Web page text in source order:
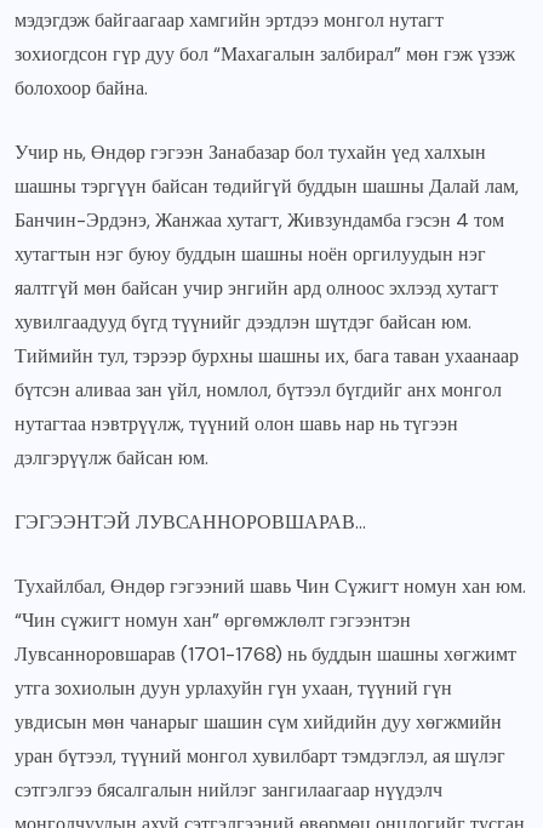
мэдэгдэж байгаагаар хамгийн эртдээ монгол нутагт
зохиогдсон гүр дуу бол “Махагалын залбирал” мөн гэж үзэж
болохоор байна.
Учир нь, Өндөр гэгээн Занабазар бол тухайн үед халхын
шашны тэргүүн байсан төдийгүй буддын шашны Далай лам,
Банчин-Эрдэнэ, Жанжаа хутагт, Живзундамба гэсэн 4 том
хутагтын нэг буюу буддын шашны ноён оргилуудын нэг
яалтгүй мөн байсан учир энгийн ард олноос эхлээд хутагт
хувилгаадууд бүгд түүнийг дээдлэн шүтдэг байсан юм.
Тиймийн тул, тэрээр бурхны шашны их, бага таван ухаанаар
бүтсэн аливаа зан үйл, номлол, бүтээл бүгдийг анх монгол
нутагтаа нэвтрүүлж, түүний олон шавь нар нь түгээн
дэлгэрүүлж байсан юм.
ГЭГЭЭНТЭЙ ЛУВСАННОРОВШАРАВ…
Тухайлбал, Өндөр гэгээний шавь Чин Сүжигт номун хан юм.
“Чин сүжигт номун хан” өргөмжлөлт гэгээнтэн
Лувсанноровшарав (1701-1768) нь буддын шашны хөгжимт
утга зохиолын дуун урлахуйн гүн ухаан, түүний гүн
увдисын мөн чанарыг шашин сүм хийдийн дуу хөгжмийн
уран бүтээл, түүний монгол хувилбарт тэмдэглэл, ая шүлэг
сэтгэлгээ бясалгалын нийлэг зангилаагаар нүүдэлч